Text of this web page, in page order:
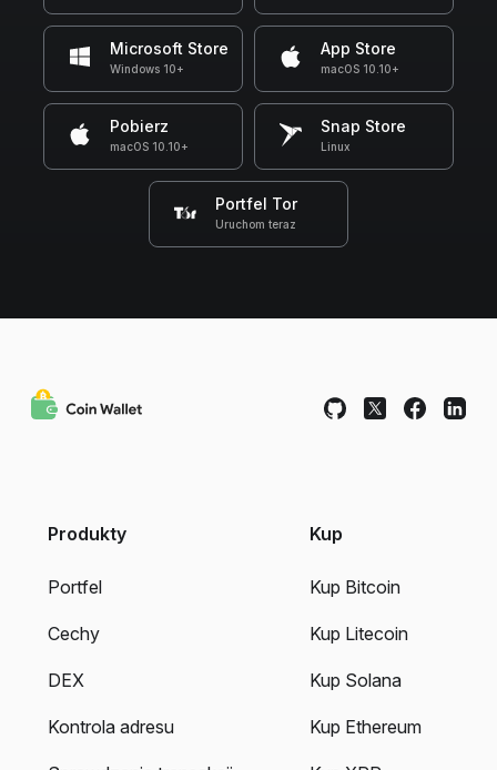
Microsoft Store
Windows 10+
App Store
macOS 10.10+
Pobierz
macOS 10.10+
Snap Store
Linux
Portfel Tor
Uruchom teraz
Produkty
Portfel
Cechy
DEX
Kontrola adresu
Kup
Kup Bitcoin
Kup Litecoin
Kup Solana
Kup Ethereum